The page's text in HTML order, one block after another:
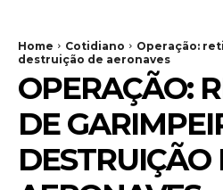
Home Cotidiano
Operação:
destruição de aeronaves
OPERAÇÃO:
DE
DESTRUIÇÃO